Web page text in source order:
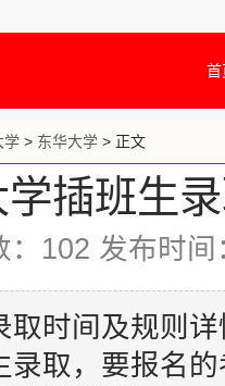
首
学 > 东华大学 > 正文
学插班生
102 发布时
取时间及规则
录取，要报名